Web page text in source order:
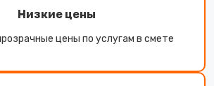
Низкие цены
цены по услугам в смете